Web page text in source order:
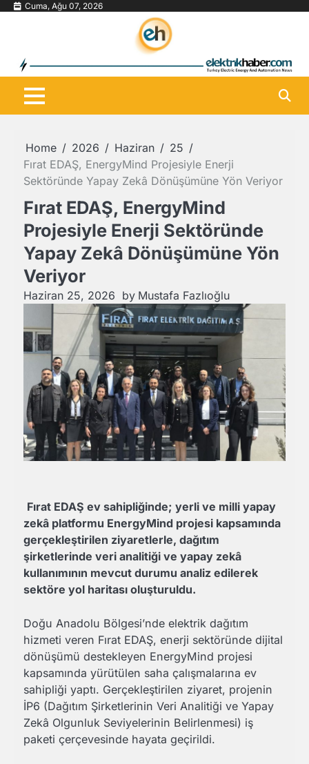
Skip Cuma, Ağu 07, 2026
Home 2026 Haziran
25
Fırat EDAŞ, EnergyMind Projesiyle Enerji
Sektöründe Yapay Zekâ Dönüşümüne Yön Veriyor
Fırat EDAŞ, EnergyMind
Projesiyle Enerji Sektöründe
Yapay Zekâ Dönüşümüne Yön
Veriyor
Haziran 25, 2026 by Mustafa Fazlıoğlu
Fırat EDAŞ ev sahipliğinde; yerli ve milli yapay
zekâ platformu EnergyMind projesi kapsamında
gerçekleştirilen ziyaretlerle, dağıtım
şirketlerinde veri analitiği ve yapay zekâ
kullanımının mevcut durumu analiz edilerek
sektöre yol haritası oluşturuldu.
Doğu Anadolu Bölgesi’nde elektrik dağıtım
hizmeti veren Fırat EDAŞ, enerji sektöründe dijital
dönüşümü destekleyen EnergyMind projesi
kapsamında yürütülen saha çalışmalarına ev
sahipliği yaptı. Gerçekleştirilen ziyaret, projenin
İP6 (Dağıtım Şirketlerinin Veri Analitiği ve Yapay
Zekâ Olgunluk Seviyelerinin Belirlenmesi) iş
paketi çerçevesinde hayata geçirildi.